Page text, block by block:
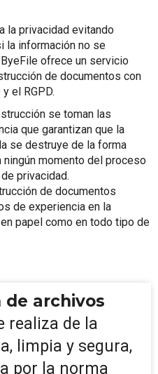
la privacidad evitando
la información no se
ofrece un servicio
de documentos con
el RGPD.
se toman las
que garantizan que la
se destruye de la forma
ningún momento del proceso
privacidad.
de documentos
de experiencia en la
papel como en todo tipo de
archivos
realiza de la
limpia y segura,
por la norma